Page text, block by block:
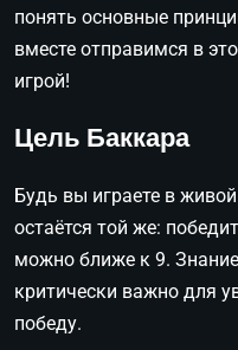
понять основные
вместе отправимся в
игрой!
Цель Баккара
Будь вы играете в
остаётся той же:
можно ближе к 9.
критически важно для
победу.